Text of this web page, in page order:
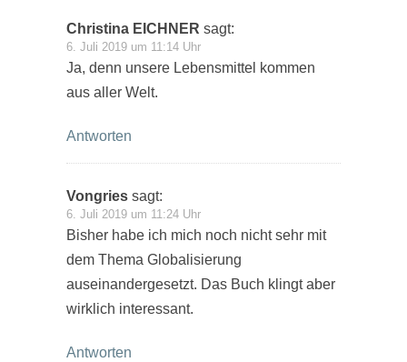
Christina EICHNER sagt:
6. Juli 2019 um 11:14 Uhr
Ja, denn unsere Lebensmittel kommen
aus aller Welt.
Antworten
Vongries sagt:
6. Juli 2019 um 11:24 Uhr
Bisher habe ich mich noch nicht sehr mit
dem Thema Globalisierung
auseinandergesetzt. Das Buch klingt aber
wirklich interessant.
Antworten